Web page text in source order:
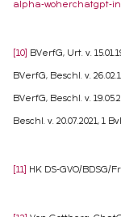
alpha-woherchatgpt-
[10] BVerfG, Urt. v.
BVerfG, Beschl. v.
BVerfG, Beschl. v.
Beschl. v. 20.07.2021, 1
[11] HK DS-GVO/BDSG/